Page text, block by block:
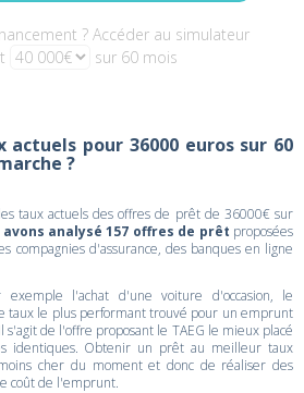
? Accéder au simulateur
sur 60 mois
pour 36000 euros sur 60
?
taux actuels des offres de prêt de 36000€ sur
avons analysé 157 offres de prêt proposées
compagnies d'assurance, des banques en ligne
l'achat d'une voiture d'occasion, le
taux le plus performant trouvé pour un emprunt
de l'offre proposant le TAEG le mieux placé
identiques. Obtenir un prêt au meilleur taux
cher du moment et donc de réaliser des
coût de l'emprunt.